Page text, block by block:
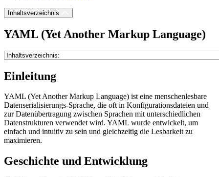
Inhaltsverzeichnis
YAML (Yet Another Markup Language)
Einleitung
YAML (Yet Another Markup Language) ist eine menschenlesbare
Datenserialisierungs-Sprache, die oft in Konfigurationsdateien und
zur Datenübertragung zwischen Sprachen mit unterschiedlichen
Datenstrukturen verwendet wird. YAML wurde entwickelt, um
einfach und intuitiv zu sein und gleichzeitig die Lesbarkeit zu
maximieren.
Geschichte und Entwicklung